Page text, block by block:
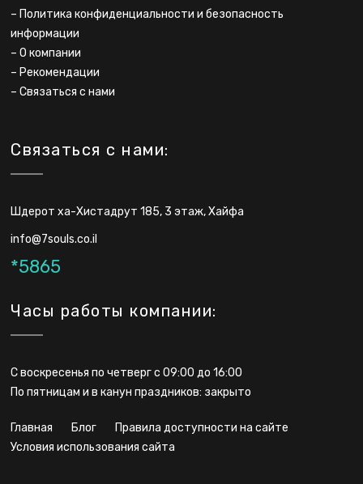
– Политика конфиденциальности и безопасность
информации
–О компании
– Рекомендации
–Связаться с нами
Связаться с нами:
Шдерот ха-Хистадрут 185, 3 этаж, Хайфа
info@7souls.co.il
*5865
Часы работы компании:
С воскресенья по четверг с 09:00 до 16:00
По пятницам и в канун праздников: закрыто
главная блог
правила доступности на сайте
условия использования сайта